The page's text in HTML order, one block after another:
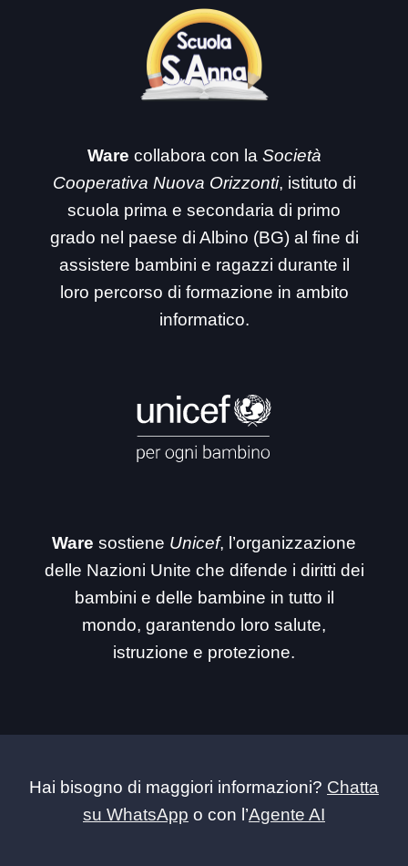
Ware collabora con la Società
Cooperativa Nuova Orizzonti, istituto di
scuola prima e secondaria di primo
grado nel paese di Albino (BG) al fine di
assistere bambini e ragazzi durante il
loro percorso di formazione in ambito
informatico.
Ware sostiene Unicef, l’organizzazione
delle Nazioni Unite che difende i diritti dei
bambini e delle bambine in tutto il
mondo, garantendo loro salute,
istruzione e protezione.
Hai bisogno di maggiori informazioni? Chatta
su WhatsApp o con l’Agente AI